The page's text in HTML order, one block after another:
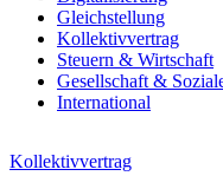
Gleichstellung
Kollektivvertrag
Steuern & Wirtschaft
Gesellschaft &
International
Kollektivvertrag